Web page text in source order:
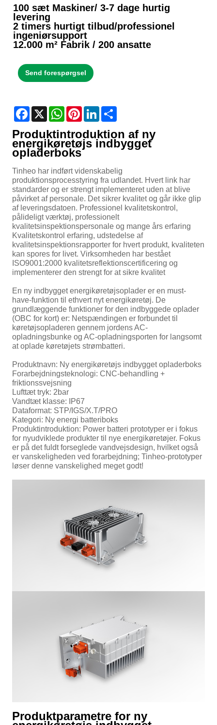
100 sæt Maskiner/ 3-7 dage hurtig
levering
2 timers hurtigt tilbud/professionel
ingeniørsupport
12.000 m² Fabrik / 200 ansatte
Send forespørgsel
Facebook
X WhatsAppPinterestLinkedIn
Produktintroduktion af ny
energikøretøjs indbygget
opladerboks
Tinheo har indført videnskabelig
produktionsprocesstyring fra udlandet. Hvert link har
standarder og er strengt implementeret uden at blive
påvirket af personale. Det sikrer kvalitet og går ikke glip
af leveringsdatoen. Professionel kvalitetskontrol,
pålideligt værktøj, professionelt
kvalitetsinspektionspersonale og mange års erfaring
Kvalitetskontrol erfaring, udstedelse af
kvalitetsinspektionsrapporter for hvert produkt, kvaliteten
kan spores for livet. Virksomheden har bestået
ISO9001:2000 kvalitetsreflektionscertificering og
implementerer den strengt for at sikre kvalitet
En ny indbygget energikøretøjsoplader er en must-
have-funktion til ethvert nyt energikøretøj. De
grundlæggende funktioner for den indbyggede oplader
(OBC for kort) er: Netspændingen er forbundet til
køretøjsopladeren gennem jordens AC-
opladningsbunke og AC-opladningsporten for langsomt
at oplade køretøjets strømbatteri.
Produktnavn: Ny energikøretøjs indbygget opladerboks
Forarbejdningsteknologi: CNC-behandling +
friktionssvejsning
Lufttæt tryk: 2bar
Vandtæt klasse: IP67
Dataformat: STP/IGS/X.T/PRO
Kategori: Ny energi batteriboks
Produktintroduktion: Power batteri prototyper er i fokus
for nyudviklede produkter til nye energikøretøjer. Fokus
er på det fuldt forseglede vandvejsdesign, hvilket også
er vanskeligheden ved forarbejdning; Tinheo-prototyper
løser denne vanskelighed meget godt!
Produktparametre for ny